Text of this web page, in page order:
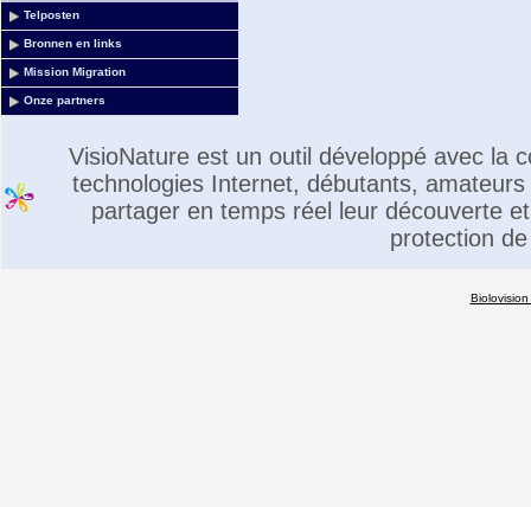
Telposten
Bronnen en links
Mission Migration
Onze partners
VisioNature est un outil développé avec la
technologies Internet, débutants,
partager en temps réel leur découverte
protection
Biolovision